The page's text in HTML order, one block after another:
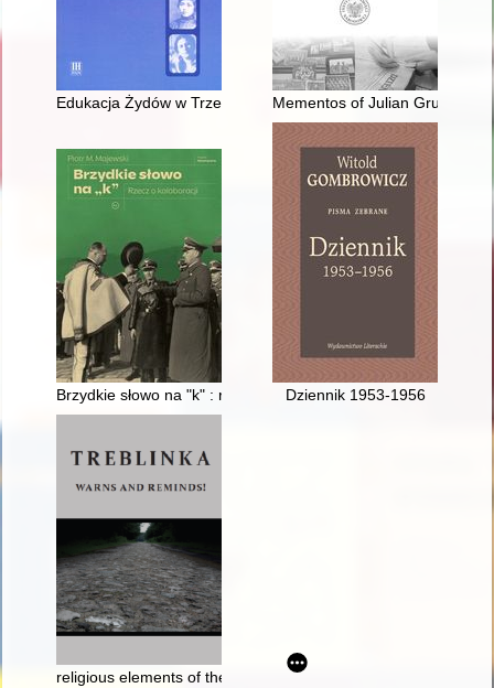
Edukacja Żydów w TrzemesznieMementos of Julian Gruner :
Brzydkie słowo na "k" : rzecz o kolaboracjiDziennik 1953-1956
religious elements of the extermination at Treblinka : an